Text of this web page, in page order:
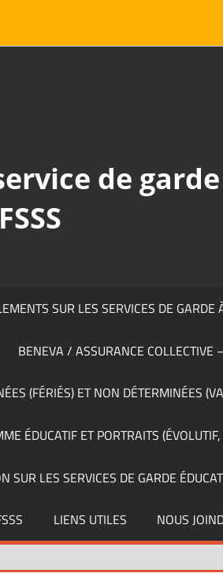
de
SUR LES SERVICES DE GARDE
BENEVA / ASSURANCE
(FÉRIÉS) ET NON DÉTERMINÉES
ÉDUCATIF ET PORTRAITS
SUR LES SERVICES DE GARDE
LIENS UTILES NOUS